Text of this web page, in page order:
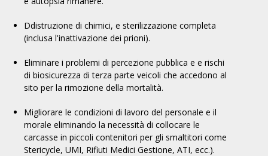
Ddistruzione di chimici, e sterilizzazione completa
(inclusa l'inattivazione dei prioni).
Eliminare i problemi di percezione pubblica e e rischi
di biosicurezza diterza parte veicoli che accedono al
sito per la rimozione della mortalità.
Migliorare le condizioni di lavoro del personale e il
morale eliminando la necessità di collocare le
carcasse in piccoli contenitori per gli smaltitori come
Stericycle, UMI, Rifiuti Medici Gestione, ATI, ecc.).